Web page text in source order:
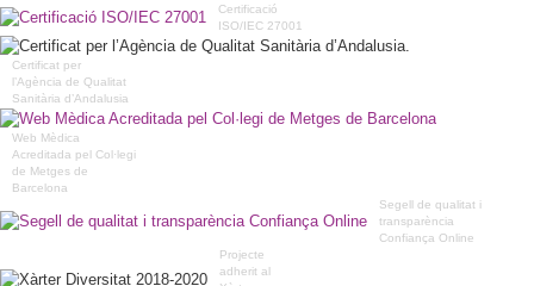
Certificació
ISO/IEC 27001
Certificat per
l’Agència de Qualitat
Sanitària d’Andalusia
Web Mèdica
Acreditada pel Col·legi
de Metges de
Barcelona
Segell de qualitat i
transparència
Confiança Online
Projecte
adherit al